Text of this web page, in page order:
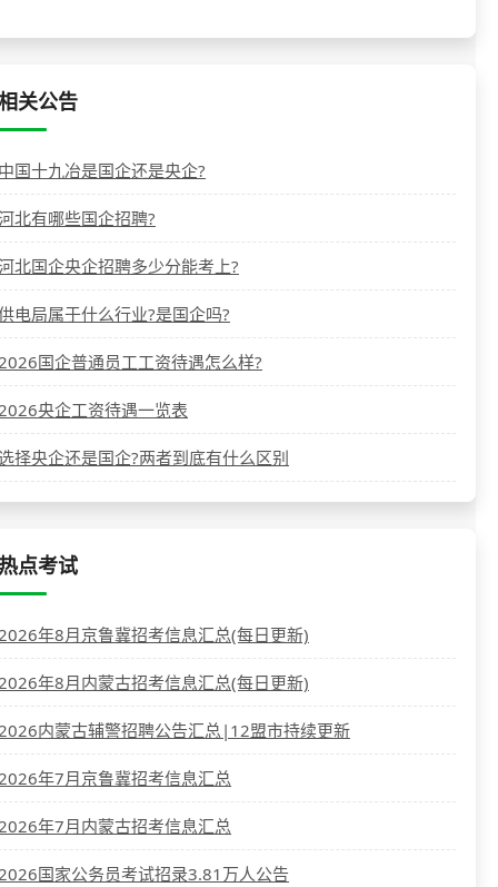
关公告
国十九冶是国企还是央企?
北有哪些国企招聘?
北国企央企招聘多少分能考上?
电局属于什么行业?是国企吗?
国企普通员工工资待遇怎么样?
央企工资待遇一览表
择央企还是国企?两者到底有什么区别
点考试
年8月京鲁冀招考信息汇总(每日更新)
年8月内蒙古招考信息汇总(每日更新)
内蒙古辅警招聘公告汇总|12盟市持续更新
年7月京鲁冀招考信息汇总
年7月内蒙古招考信息汇总
国家公务员考试招录3.81万人公告